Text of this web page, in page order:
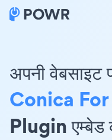
अपनी
Conica
Plugin एम्बेड